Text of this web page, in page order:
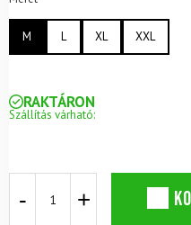
M L XL XXL
RAKTÁRON
Szállítás várható:
Rider